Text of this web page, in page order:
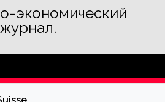
экономический
журнал.